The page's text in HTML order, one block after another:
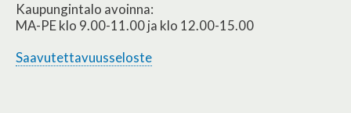
Kaupungintalo avoinna:
MA-PE klo 9.00-11.00 ja klo 12.00-15.00
Saavutettavuusseloste